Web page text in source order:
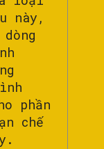
này,
phần
chế